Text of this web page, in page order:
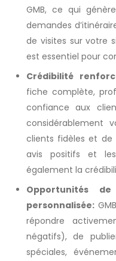
GMB, ce qui
demandes
de visites sur votre
est essentiel pour
Crédibilité
fiche complète,
confiance aux
considérablement
clients fidèles et de
avis positifs et
également la
Opportunités
personnalisée:
répondre
négatifs), de
spéciales,